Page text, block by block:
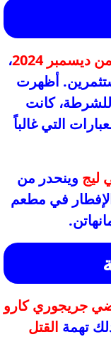
ديسمبر 2024
،
أظهرت
كانت
التي غالباً
ليج وينحدر من
الإفطار في مطعم
جريجوري كارو
تهمة القتل